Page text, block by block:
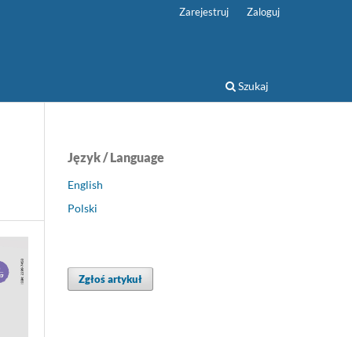
Szukaj
Zarejestruj Zaloguj
Język / Language
English
Polski
Zgłoś artykuł